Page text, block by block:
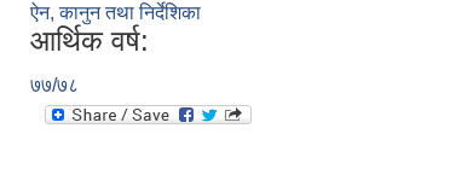
ऐन, कानुन तथा निर्देशिका
आर्थिक वर्ष:
७७/७८